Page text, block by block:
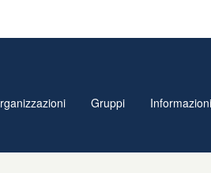
Gruppi Informazioni